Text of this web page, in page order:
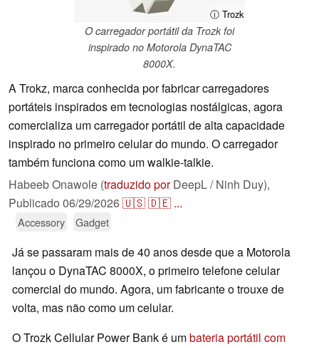
ⓘ Trozk
O carregador portátil da Trozk foi
inspirado no Motorola DynaTAC
8000X.
A Trokz, marca conhecida por fabricar carregadores
portáteis inspirados em tecnologias nostálgicas, agora
comercializa um carregador portátil de alta capacidade
inspirado no primeiro celular do mundo. O carregador
também funciona como um walkie-talkie.
Habeeb Onawole (traduzido porDeepL / Ninh Duy),
Publicado 06/29/2026🇺🇸🇩🇪 ...
Accessory Gadget
Já se passaram mais de 40 anos desde que a Motorola
lançou o DynaTAC 8000X, o primeiro telefone celular
comercial do mundo. Agora, um fabricante o trouxe de
volta, mas não como um celular.
O Trozk Cellular Power Bank é umbateria portátil com